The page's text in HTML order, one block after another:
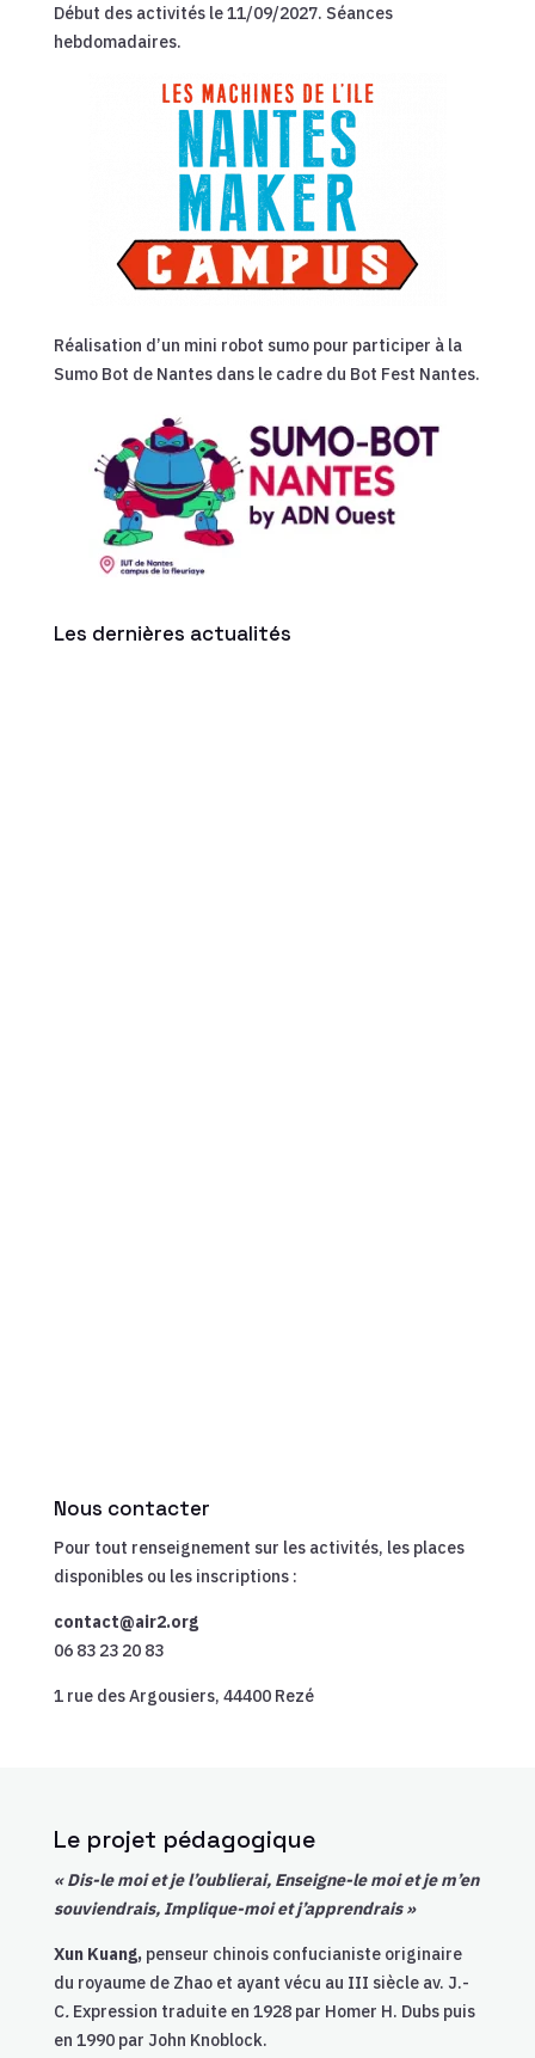
Début des activités le 11/09/2027. Séances
hebdomadaires.
Réalisation d’un mini robot sumo pour participer à la
Sumo Bot de Nantes dans le cadre du Bot Fest Nantes.
Les dernières actualités
Nous contacter
Pour tout renseignement sur les activités, les places
disponibles ou les inscriptions :
contact@air2.org
06 83 23 20 83
1 rue des Argousiers, 44400 Rezé
Le projet pédagogique
« Dis-le moi et je l’oublierai, Enseigne-le moi et je m’en
souviendrais, Implique-moi et j’apprendrais »
Xun Kuang, penseur chinois confucianiste originaire
du royaume de Zhao et ayant vécu au III siècle av. J.-
C.Expression traduite en 1928 par Homer H. Dubs puis
en 1990 par John Knoblock.